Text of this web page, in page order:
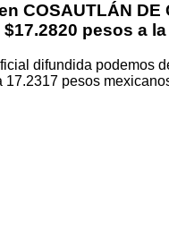
COSAUTLÁN DE
pesos a
difundida podemos
17.2317 pesos